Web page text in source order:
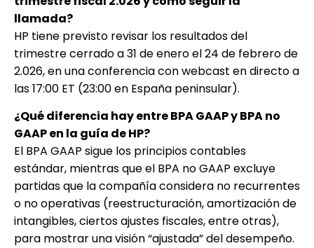
llamada?
HP tiene previsto revisar los resultados del
trimestre cerrado a 31 de enero el 24 de febrero de
2.026, en una conferencia con webcast en directo a
las 17:00 ET (23:00 en España peninsular).
¿Qué diferencia hay entre BPA GAAP y BPA no
GAAP en la guía de HP?
El BPA GAAP sigue los principios contables
estándar, mientras que el BPA no GAAP excluye
partidas que la compañía considera no recurrentes
o no operativas (reestructuración, amortización de
intangibles, ciertos ajustes fiscales, entre otras),
para mostrar una visión “ajustada” del desempeño.